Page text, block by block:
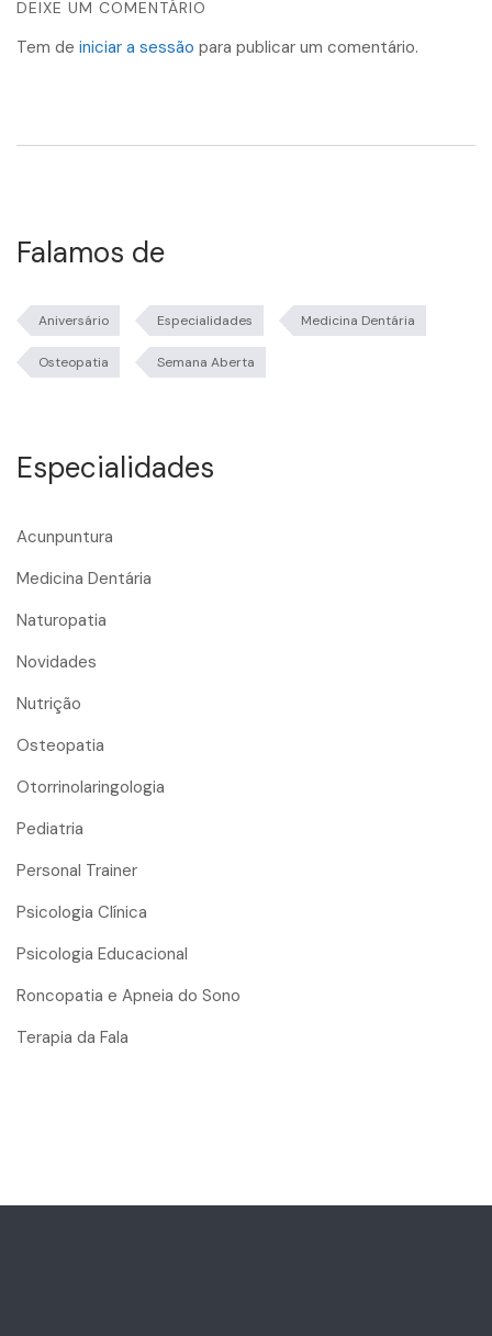
DEIXE UM COMENTÁRIO
Tem de iniciar a sessão para publicar um comentário.
Falamos de
Aniversário Especialidades Medicina Dentária
Osteopatia Semana Aberta
Especialidades
Acunpuntura
Medicina Dentária
Naturopatia
Novidades
Nutrição
Osteopatia
Otorrinolaringologia
Pediatria
Personal Trainer
Psicologia Clínica
Psicologia Educacional
Roncopatia e Apneia do Sono
Terapia da Fala